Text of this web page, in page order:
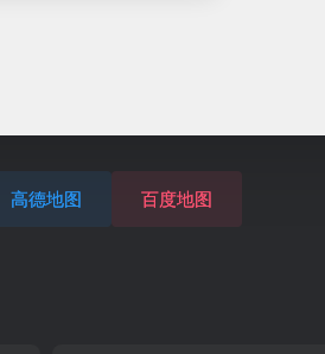
高德地图 百度地图